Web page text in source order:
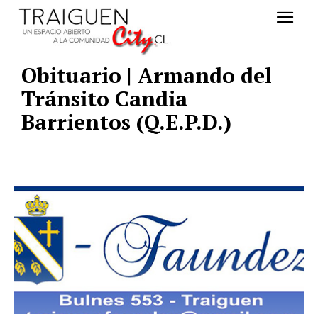
Obituario | Armando del
Tránsito Candia
Barrientos (Q.E.P.D.)